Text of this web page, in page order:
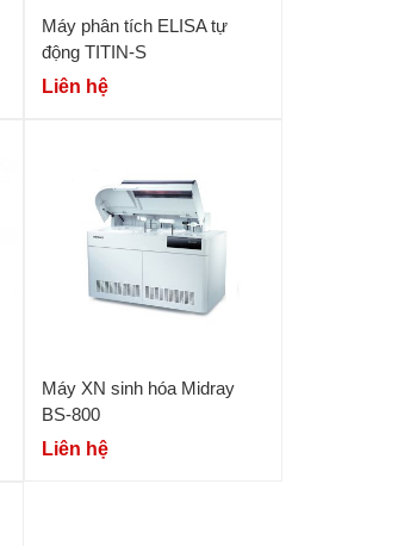
Máy phân tích ELISA tự
động TITIN-S
Liên hệ
Máy XN sinh hóa Midray
BS-800
Liên hệ